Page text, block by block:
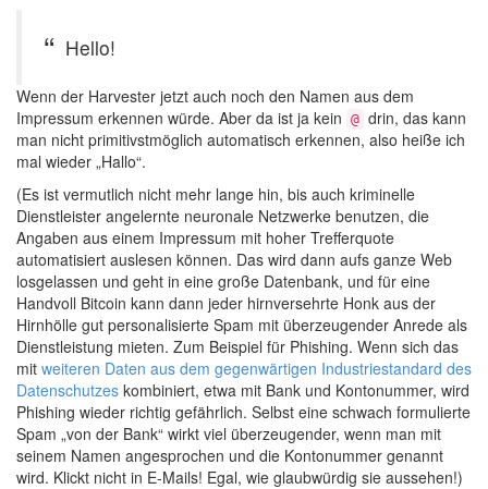
Hello!
Wenn der Harvester jetzt auch noch den Namen aus dem
Impressum erkennen würde. Aber da ist ja kein @ drin, das kann
man nicht primitivstmöglich automatisch erkennen, also heiße ich
mal wieder „Hallo“.
(Es ist vermutlich nicht mehr lange hin, bis auch kriminelle
Dienstleister angelernte neuronale Netzwerke benutzen, die
Angaben aus einem Impressum mit hoher Trefferquote
automatisiert auslesen können. Das wird dann aufs ganze Web
losgelassen und geht in eine große Datenbank, und für eine
Handvoll Bitcoin kann dann jeder hirnversehrte Honk aus der
Hirnhölle gut personalisierte Spam mit überzeugender Anrede als
Dienstleistung mieten. Zum Beispiel für Phishing. Wenn sich das
mit weiteren Daten aus dem gegenwärtigen Industriestandard des
Datenschutzes kombiniert, etwa mit Bank und Kontonummer, wird
Phishing wieder richtig gefährlich. Selbst eine schwach formulierte
Spam „von der Bank“ wirkt viel überzeugender, wenn man mit
seinem Namen angesprochen und die Kontonummer genannt
wird. Klickt nicht in E-Mails! Egal, wie glaubwürdig sie aussehen!)